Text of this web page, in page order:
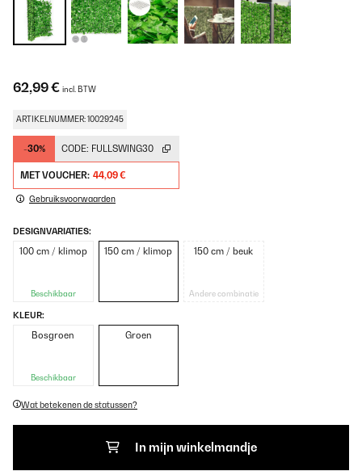
62,99 € incl. BTW
ARTIKELNUMMER: 10029245
-30% CODE: FULLSWING30
MET VOUCHER: 44,09 €
Gebruiksvoorwaarden
DESIGNVARIATIES:
100 cm / klimop
Beschikbaar
150 cm / klimop 150 cm / beuk
Andere combinatie
KLEUR:
Bosgroen
Beschikbaar
Groen
Wat betekenen de statussen?
In mijn winkelmandje